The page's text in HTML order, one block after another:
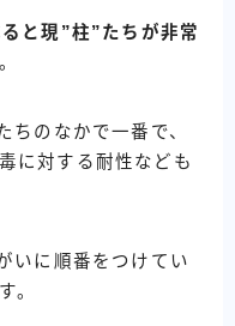
と現”柱”たちが非常
ちのなかで一番で、
に対する耐性なども
いに順番をつけてい
。